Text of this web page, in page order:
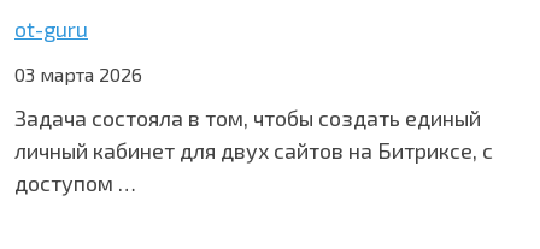
ot-guru
03 марта 2026
Задача состояла в том, чтобы создать единый
личный кабинет для двух сайтов на Битриксе, с
доступом …